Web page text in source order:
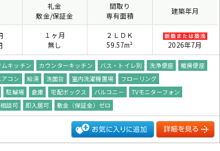
礼金
敷金/保証金
間取り
専有面積
建築年月
１ヶ月
無し
２ＬＤＫ
59.57m²
2026年7月
キッチン カウンターキッチン バス・トイレ別 洗浄便座
暖房便座
コン
給湯 洗面台 室内洗濯機置場
フローリング
駐輪場
倉庫 宅配ボックス バルコニ－
TVモニターフォン
談可
即入居可 敷金（保証金）ゼロ